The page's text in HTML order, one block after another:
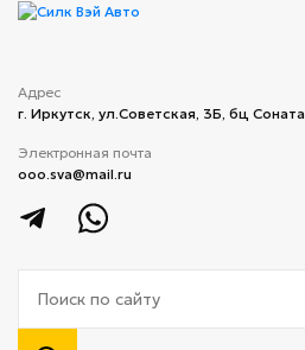
Адрес
г. Иркутск, ул.​Советская, 3Б, бц Соната
Электронная почта
ooo.sva@mail.ru